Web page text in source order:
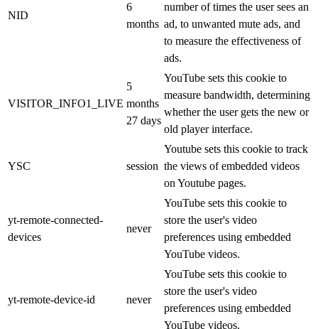
NID
6
months
number of times the user sees an
ad, to unwanted mute ads, and
to measure the effectiveness of
ads.
VISITOR_INFO1_LIVE
5
months
27 days
YouTube sets this cookie to
measure bandwidth, determining
whether the user gets the new or
old player interface.
YSC session
Youtube sets this cookie to track
the views of embedded videos
on Youtube pages.
yt-remote-connected-
devices
never
YouTube sets this cookie to
store the user's video
preferences using embedded
YouTube videos.
yt-remote-device-id never
YouTube sets this cookie to
store the user's video
preferences using embedded
YouTube videos.